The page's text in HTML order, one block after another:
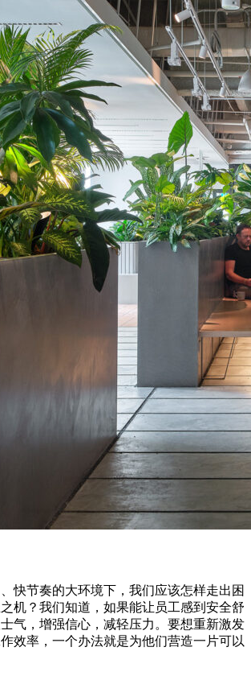
快节奏的大环境下，我们应该怎样走出困
机？我们知道，如果能让员工感到安全舒
气，增强信心，减轻压力。要想重新激发
效率，一个办法就是为他们营造一片可以